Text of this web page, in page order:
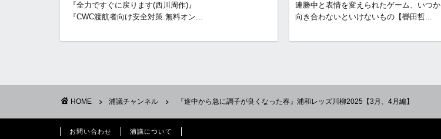
『全力ですぐに戻ります(西川周作)』
『CWC渡航者向け安全対策 無料オン...
連勝中と表情を変えられたゲーム、いつか
向き合わないといけないもの【轡田哲...
HOME 浦議チャンネル 『途中から急に調子が良くなった春』浦和レッズ川柳2025【3月、4月編】
お問い合わせ 浦議について